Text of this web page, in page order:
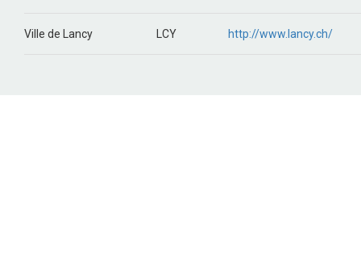
Ville de Lancy LCY http://www.lancy.ch/